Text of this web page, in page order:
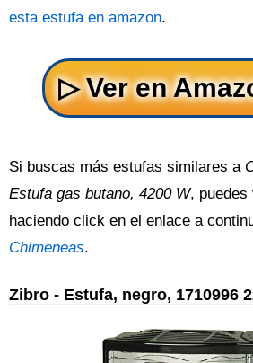
esta estufa en amazon.
Si buscas más estufas similares a
Estufa gas butano, 4200 W, puedes
haciendo click en el enlace a
Chimeneas.
Zibro - Estufa, negro, 1710996